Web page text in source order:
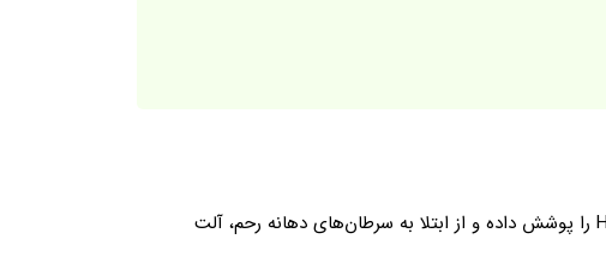
واکسن گارداسیل در دو نوع 4 ظرفیتی و 9 ظرفیتی موجود است که هر یک از آن‌ها تعداد مشخصی از انواع ویروس HPV را پوشش داده و از ابتلا به سرطان‌های دهانه رحم، آلت